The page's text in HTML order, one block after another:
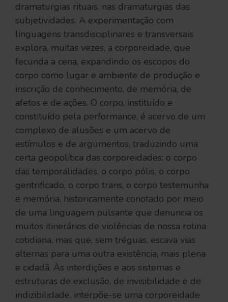
dramaturgias rituais, nas dramaturgias das
subjetividades. A experimentação com
linguagens transdisciplinares e transversais
explora, muitas vezes, a corporeidade, que
fecunda a cena, expandindo os escopos do
corpo como lugar e ambiente de produção e
inscrição de conhecimento, de memória, de
afetos e de ações. O corpo, instituído e
constituído pela performance, é acervo de um
complexo de alusões e um acervo de
estímulos e de argumentos, traduzindo uma
certa geopolítica das corporeidades: o corpo
das temporalidades, o corpo pólis, o corpo
gentrificado, o corpo trans, o corpo testemunha
e memória, historicamente conotado por meio
de uma linguagem pulsante que denuncia os
muitos itinerários de violências de nossa rotina
cotidiana, mas que, sem tréguas, escava vias
alternas para uma outra existência, mais plena
e cidadã. Às interdições e aos sistemas e
estruturas de exclusão, de invisibilidade e de
indizibilidade, interpõe-se uma corporeidade